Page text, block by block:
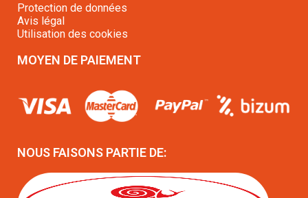
Protection de données
Avis légal
Utilisation des cookies
MOYEN DE PAIEMENT
NOUS FAISONS PARTIE DE: